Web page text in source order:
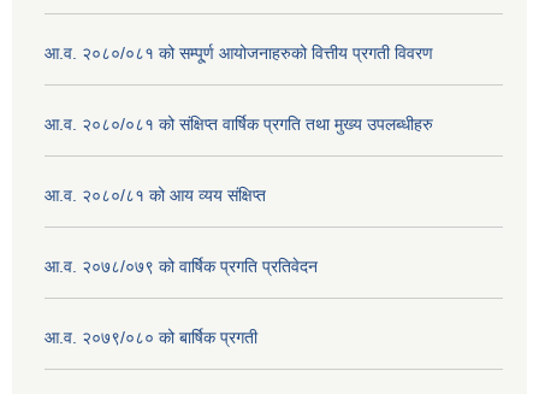
आ.व. २०८०/०८१ को सम्पू्र्ण आयोजनाहरुको वित्तीय प्रगती विवरण
आ.व. २०८०/०८१ को संक्षिप्त वार्षिक प्रगति तथा मुख्य उपलब्धीहरु
आ.व. २०८०/८१ को आय व्यय संक्षिप्त
आ.व. २०७८/०७९ को वार्षिक प्रगति प्रतिवेदन
आ.व. २०७९/०८० को बार्षिक प्रगती